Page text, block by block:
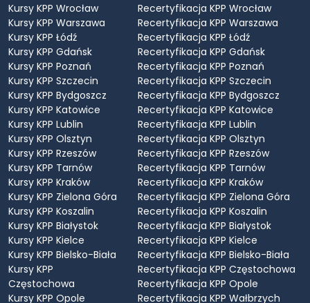
Kursy KPP Wrocław
Kursy KPP Warszawa
Kursy KPP Łódź
Kursy KPP Gdańsk
Kursy KPP Poznań
Kursy KPP Szczecin
Kursy KPP Bydgoszcz
Kursy KPP Katowice
Kursy KPP Lublin
Kursy KPP Olsztyn
Kursy KPP Rzeszów
Kursy KPP Tarnów
Kursy KPP Kraków
Kursy KPP Zielona Góra
Kursy KPP Koszalin
Kursy KPP Białystok
Kursy KPP Kielce
Kursy KPP Bielsko-Biała
Kursy KPP
Częstochowa
Kursy KPP Opole
Recertyfikacja KPP Wrocław
Recertyfikacja KPP Warszawa
Recertyfikacja KPP Łódź
Recertyfikacja KPP Gdańsk
Recertyfikacja KPP Poznań
Recertyfikacja KPP Szczecin
Recertyfikacja KPP Bydgoszcz
Recertyfikacja KPP Katowice
Recertyfikacja KPP Lublin
Recertyfikacja KPP Olsztyn
Recertyfikacja KPP Rzeszów
Recertyfikacja KPP Tarnów
Recertyfikacja KPP Kraków
Recertyfikacja KPP Zielona Góra
Recertyfikacja KPP Koszalin
Recertyfikacja KPP Białystok
Recertyfikacja KPP Kielce
Recertyfikacja KPP Bielsko-Biała
Recertyfikacja KPP Częstochowa
Recertyfikacja KPP Opole
Recertyfikacja KPP Wałbrzych